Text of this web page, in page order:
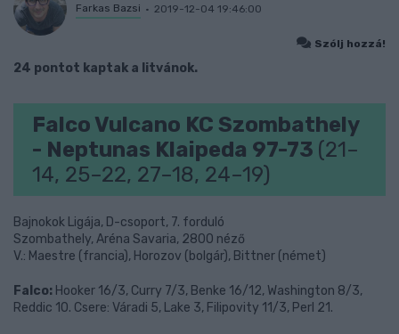
Farkas Bazsi 2019-12-04 19:46:00
Szólj hozzá!
24 pontot kaptak a litvánok.
Falco Vulcano KC Szombathely
- Neptunas Klaipeda 97-73 (21–
14, 25–22, 27–18, 24–19)
Bajnokok Ligája, D-csoport, 7. forduló
Szombathely, Aréna Savaria, 2800 néző
V.: Maestre (francia), Horozov (bolgár), Bittner (német)
Falco: Hooker 16/3, Curry 7/3, Benke 16/12, Washington 8/3,
Reddic 10. Csere: Váradi 5, Lake 3, Filipovity 11/3, Perl 21.